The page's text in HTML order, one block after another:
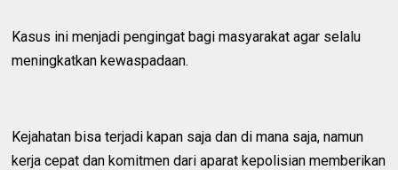
Kasus ini menjadi pengingat bagi masyarakat agar selalu
meningkatkan kewaspadaan.
Kejahatan bisa terjadi kapan saja dan di mana saja, namun
kerja cepat dan komitmen dari aparat kepolisian memberikan